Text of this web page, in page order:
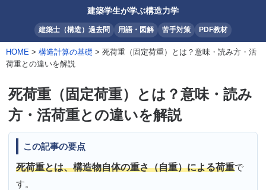
建築学生が学ぶ構造力学
建築士（構造）過去問 用語・図解 苦手対策 PDF教材
HOME > 構造計算の基礎 > 死荷重（固定荷重）とは？意味・読み方・活
荷重との違いを解説
死荷重（固定荷重）とは？意味・読み
方・活荷重との違いを解説
この記事の要点
死荷重とは、構造物自体の重さ（自重）による荷重で
す。